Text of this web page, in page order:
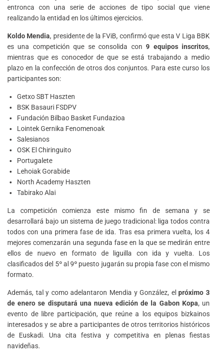
entronca con una serie de acciones de tipo social que viene
realizando la entidad en los últimos ejercicios.
Koldo Mendia, presidente de la FViB, confirmó que esta V Liga BBK
es una competición que se consolida con9 equipos inscritos,
mientras que es conocedor de que se está trabajando a medio
plazo en la confección de otros dos conjuntos. Para este curso los
participantes son:
Getxo SBT Haszten
BSK Basauri FSDPV
Fundación Bilbao Basket Fundazioa
Lointek Gernika Fenomenoak
Salesianos
OSK El Chiringuito
Portugalete
Lehoiak Gorabide
North Academy Haszten
Tabirako Alai
La competición comienza este mismo fin de semana y se
desarrollará bajo un sistema de juego tradicional: liga todos contra
todos con una primera fase de ida. Tras esa primera vuelta, los 4
mejores comenzarán una segunda fase en la que se medirán entre
ellos de nuevo en formato de liguilla con ida y vuelta. Los
clasificados del 5º al 9º puesto jugarán su propia fase con el mismo
formato.
Además, tal y como adelantaron Mendia y González, elpróximo 3
de enero se disputará una nueva edición de la Gabon Kopa, un
evento de libre participación, que reúne a los equipos bizkainos
interesados y se abre a participantes de otros territorios históricos
de Euskadi. Una cita festiva y competitiva en plenas fiestas
navideñas.